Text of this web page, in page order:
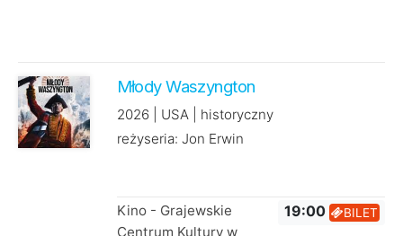
Młody Waszyngton
2026 | USA | historyczny
reżyseria: Jon Erwin
Kino - Grajewskie
Centrum Kultury w
19:00 BILET